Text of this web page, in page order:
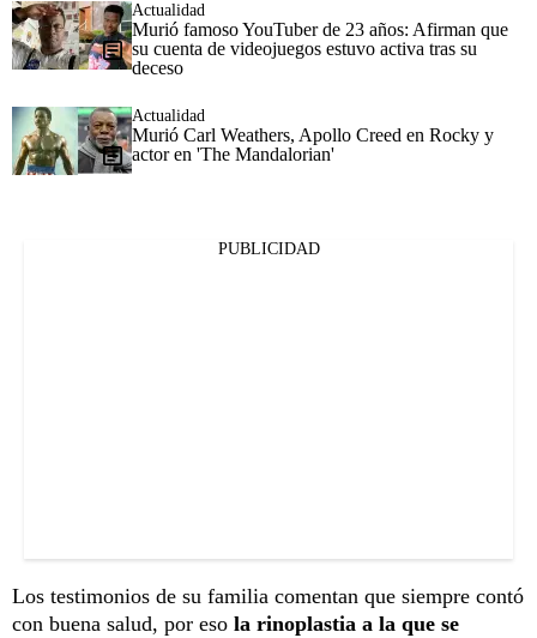
Actualidad
Murió famoso YouTuber de 23 años: Afirman que
su cuenta de videojuegos estuvo activa tras su
deceso
Actualidad
Murió Carl Weathers, Apollo Creed en Rocky y
actor en 'The Mandalorian'
PUBLICIDAD
Los testimonios de su familia comentan que siempre contó
con buena salud, por eso la rinoplastia a la que se